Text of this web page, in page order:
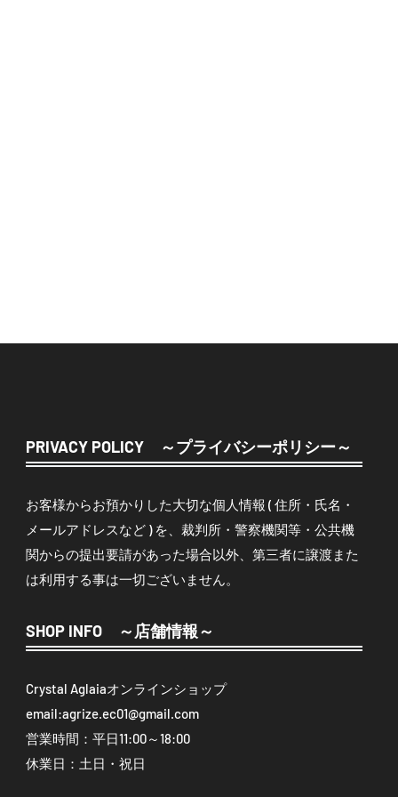
PRIVACY POLICY ～プライバシーポリシー～
お客様からお預かりした大切な個人情報 ( 住所・氏名・
メールアドレスなど ) を、裁判所・警察機関等・公共機
関からの提出要請があった場合以外、第三者に譲渡また
は利用する事は一切ございません。
SHOP INFO ～店舗情報～
Crystal Aglaiaオンラインショップ
email:agrize.ec01@gmail.com
営業時間：平日11:00～18:00
休業日：土日・祝日